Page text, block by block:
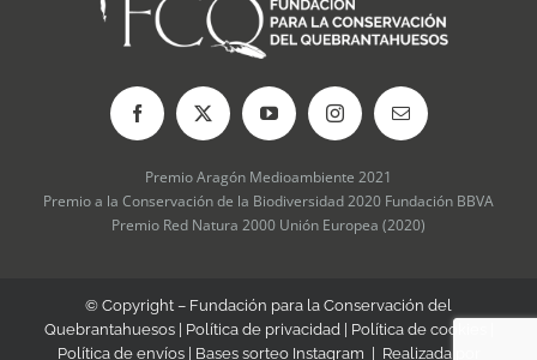
Premio Aragón Medioambiente 2021
Premio a la Conservación de la Biodiversidad 2020 Fundación BBVA
Premio Red Natura 2000 Unión Europea (2020)
© Copyright – Fundación para la Conservación del
Quebrantahuesos | Política de privacidad Política de cookies
Política de envíos| Bases sorteo Instagram | Realizada por